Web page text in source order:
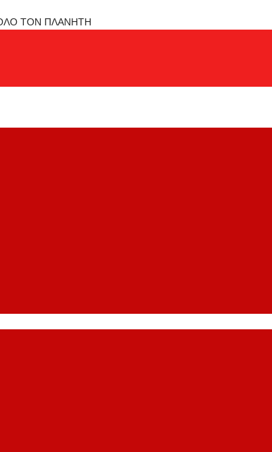
ΤΟΝ ΠΛΑΝΗΤΗ